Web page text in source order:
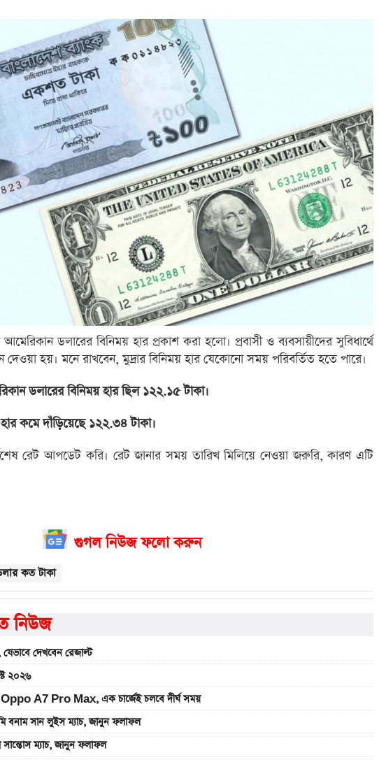
ডলারের বিনিময় হার প্রকাশ করা হলো। প্রবাসী ও ব্যবসায়ীদের সুবিধার্থে
দেওয়া হয়। মনে রাখবেন, মুদ্রার বিনিময় হার যেকোনো সময় পরিবর্তিত হতে পারে।
ডলারের বিনিময় হার ছিল ১২২.১৫ টাকা।
কমে দাঁড়িয়েছে ১২২.৩৪ টাকা।
রেট আপডেট করি। রেট জানার সময় তারিখ মিলিয়ে নেওয়া জরুরি, কারণ এটি
গুগল নিউজ ফলো করুন
কত টাকা
নিউজ
দেখবেন রেজাল্ট
২০২৬
Oppo A7 Pro Max, এক চার্জেই চলবে দীর্ঘ সময়
বনাম সান লুইস ম্যাচ, জানুন ফলাফল
সান্তোস ম্যাচ, জানুন ফলাফল